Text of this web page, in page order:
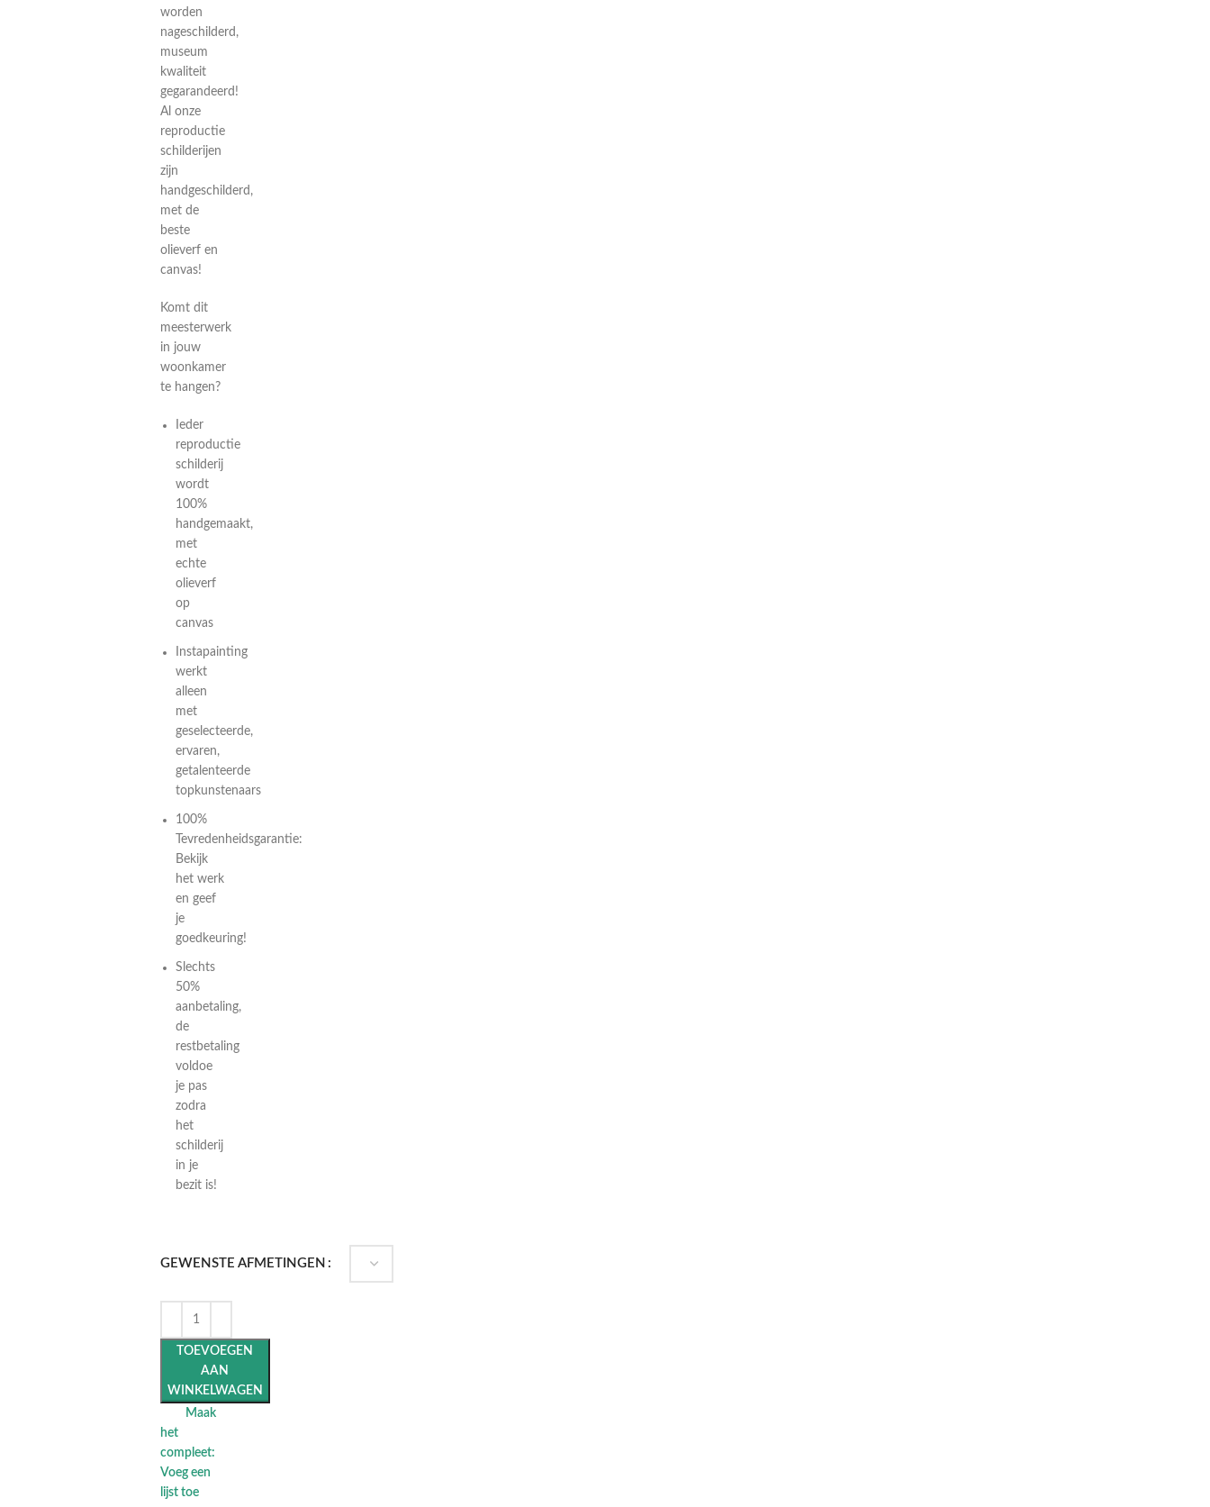
worden
nageschilderd,
museum
kwaliteit
gegarandeerd!
Al onze
reproductie
schilderijen
zijn
handgeschilderd,
met de
beste
olieverf en
canvas!
Komt dit
meesterwerk
in jouw
woonkamer
te hangen?
Ieder
reproductie
schilderij
wordt
100%
handgemaakt,
met
echte
olieverf
op
canvas
Instapainting
werkt
alleen
met
geselecteerde,
ervaren,
getalenteerde
topkunstenaars
100%
Tevredenheidsgarantie:
Bekijk
het werk
en geef
je
goedkeuring!
Slechts
50%
aanbetaling,
de
restbetaling
voldoe
je pas
zodra
het
schilderij
in je
bezit is!
GEWENSTE AFMETINGEN
TOEVOEGEN
AAN
WINKELWAGEN
Maak
het
compleet:
Voeg een
lijst toe